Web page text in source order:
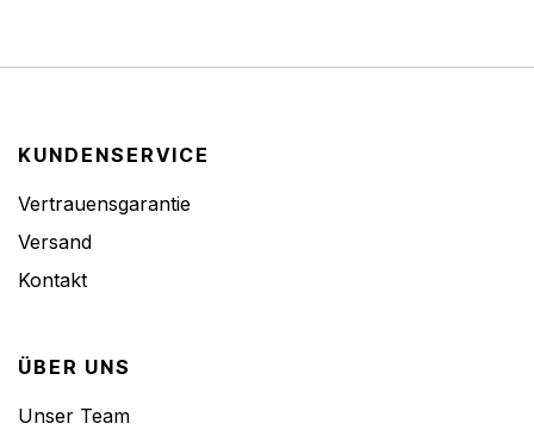
KUNDENSERVICE
Vertrauensgarantie
Versand
Kontakt
ÜBER UNS
Unser Team